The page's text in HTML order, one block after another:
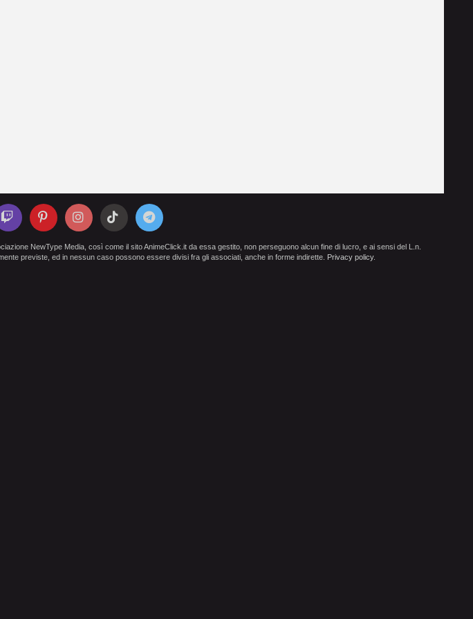
NewType Media, così come il sito AnimeClick.it da essa gestito, non perseguono alcun fine di lucro, e ai sensi del L.n.
previste, ed in nessun caso possono essere divisi fra gli associati, anche in forme indirette. Privacy policy.